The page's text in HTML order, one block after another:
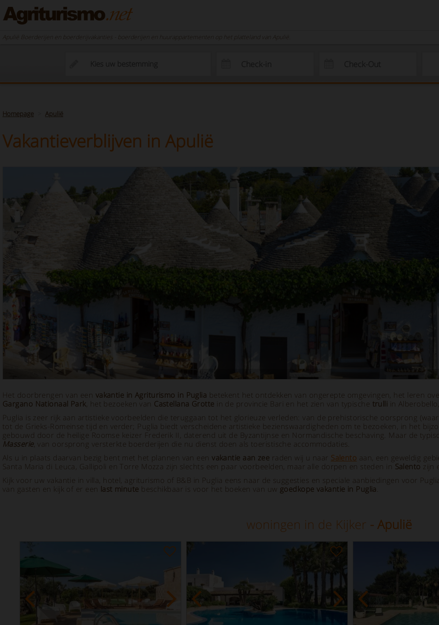
Apulië Boerderijen en boerderijvakanties - boerderijen en huurappartementen op het platteland van Apulië.
Homepage Apulië
Vakantieverblijven in Apulië
Het doorbrengen van een vakantie in Agriturismo in Puglia betekent het ontdekken van ongerepte omgevingen, het leren
Gargano Nationaal Park, het bezoeken van Castellana Grotte in de provincie Bari en het zien van typische trulli in
Puglia is zeer rijk aan artistieke voorbeelden die teruggaan tot het glorieuze verleden: van de prehistorische oorsprong
tot de Grieks-Romeinse tijd en verder; Puglia biedt verscheidene artistieke bezienswaardigheden om te bezoeken, in het
gebouwd door de heilige Roomse keizer Frederik II, daterend uit de Byzantijnse en Normandische beschaving. Maar de
Masserie, van oorsprong versterkte boerderijen die nu dienst doen als toeristische accommodaties.
Als u in plaats daarvan bezig bent met het plannen van eenvakantie aan zee raden wij u naar Salento aan, een geweldig
Santa Maria di Leuca, Gallipoli en Torre Mozza zijn slechts een paar voorbeelden, maar alle dorpen en steden in Salento zijn
Kijk voor uw vakantie in villa, hotel, agriturismo of B&B in Puglia eens naar de suggesties en speciale aanbiedingen voor
van gasten en kijk of er een last minute beschikbaar is voor het boeken van uw goedkope vakantie in Puglia.
woningen in de Kijker - Apulië